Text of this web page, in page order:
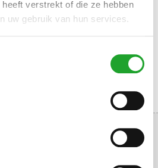
verstrekt of die ze hebben
uw gebruik van hun services.
internationale ijsklimwedstrijd. Het
te worden waarin de